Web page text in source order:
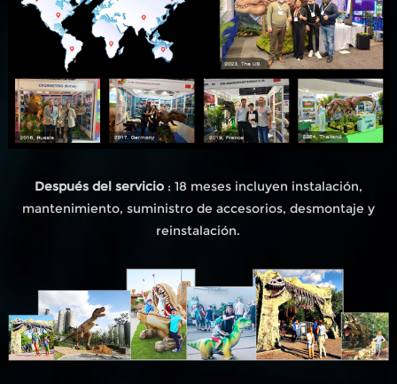
Después del servicio: 18 meses incluyen instalación,
mantenimiento, suministro de accesorios, desmontaje y
reinstalación.